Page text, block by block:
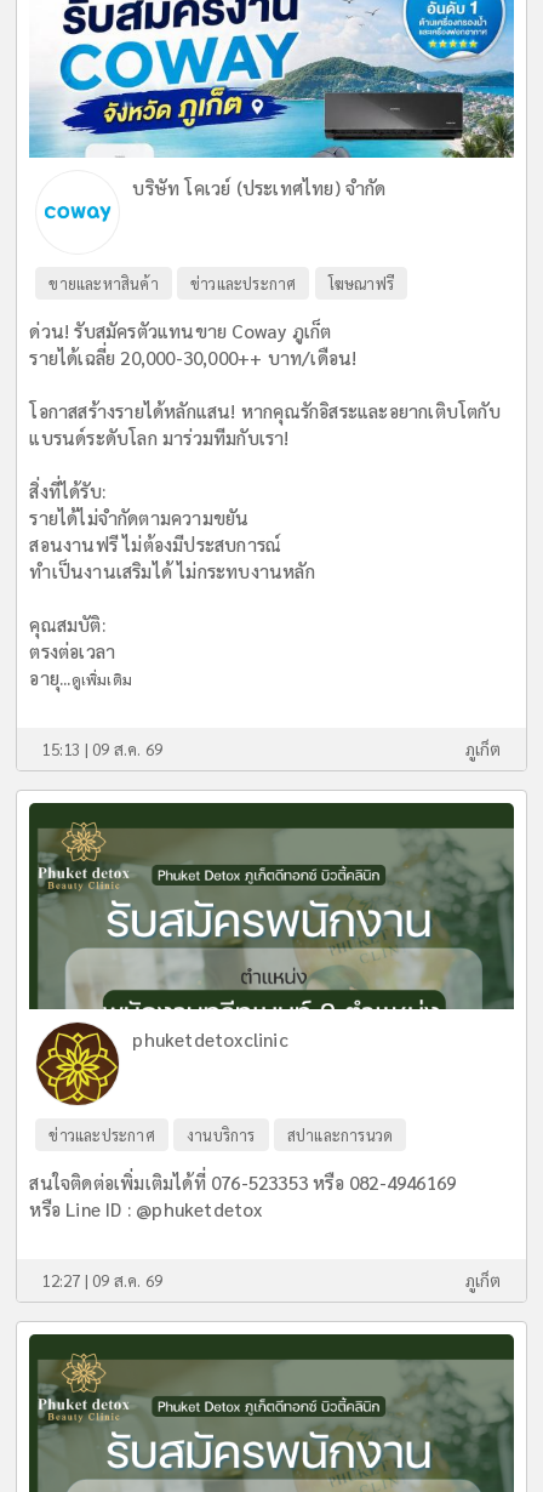
บริษัท โคเวย์ (ประเทศไทย) จำกัด
ขายและหาสินค้า ข่าวและประกาศ โฆษณาฟรี
ด่วน! รับสมัครตัวแทนขาย Coway ภูเก็ต
รายได้เฉลี่ย 20,000-30,000++ บาท/เดือน!
​โอกาสสร้างรายได้หลักแสน! หากคุณรักอิสระและอยากเติบโตกับ
แบรนด์ระดับโลก มาร่วมทีมกับเรา!
​สิ่งที่ได้รับ:
รายได้ไม่จำกัดตามความขยัน
สอนงานฟรี ไม่ต้องมีประสบการณ์
ทำเป็นงานเสริมได้ ไม่กระทบงานหลัก
​คุณสมบัติ:
ตรงต่อเวลา
อายุ...ดูเพิ่มเติม
15:13 | 09 ส.ค. 69 ภูเก็ต
phuketdetoxclinic
ข่าวและประกาศ งานบริการ สปาและการนวด
สนใจติดต่อเพิ่มเติมได้ที่ 076-523353 หรือ 082-4946169
หรือ Line ID : @phuketdetox
12:27 | 09 ส.ค. 69 ภูเก็ต